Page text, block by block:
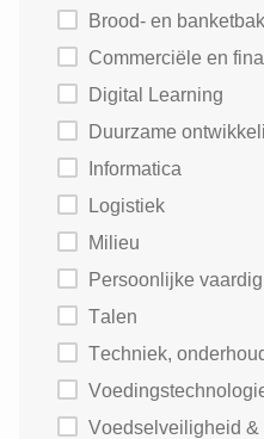
Brood- en
Commerciële en
Digital Learning
Duurzame
Informatica
Logistiek
Milieu
Persoonlijke
Talen
Techniek,
Voedselveiligheid